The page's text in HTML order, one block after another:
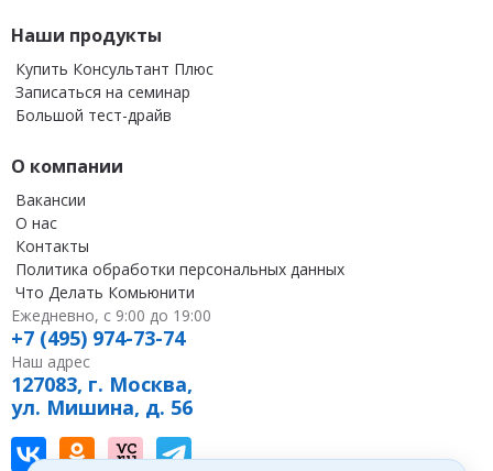
Наши продукты
Купить Консультант Плюс
Записаться на семинар
Большой тест-драйв
О компании
Вакансии
О нас
Контакты
Политика обработки персональных данных
Что Делать Комьюнити
Ежедневно, с 9:00 до 19:00
+7 (495) 974-73-74
Наш адрес
127083, г. Москва,
ул. Мишина, д. 56
Наш канал в Вконтакте
Наша группа в однокласниках
Наш канал на vc
Наш канал в Telegram